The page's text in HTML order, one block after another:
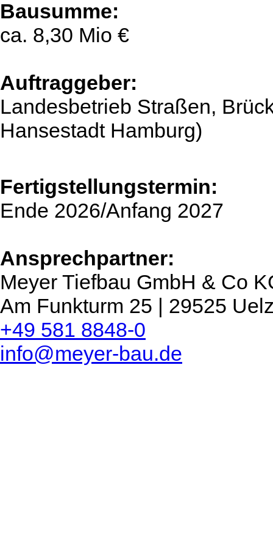
Bausumme:
ca. 8,30 Mio €
Auftraggeber:
Landesbetrieb Straßen,
Hansestadt Hamburg)
Fertigstellungstermin:
Ende 2026/Anfang 2027
Ansprechpartner:
Meyer Tiefbau GmbH & Co
Am Funkturm 25 | 29525
+49 581 8848-0
info@meyer-bau.de